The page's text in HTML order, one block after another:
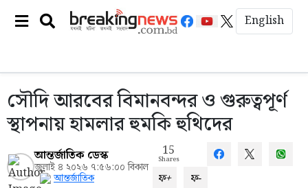
English
সৌদি আরবের বিমানবন্দর ও গুরুত্বপূর্ণ
স্থাপনায় হামলার হুমকি হুথিদের
আন্তর্জাতিক ডেস্ক
জুলাই ৪ ২০২৬ ৭:৫৬:০০ বিকাল
আন্তর্জাতিক
15
Shares
ফ+ ফ-